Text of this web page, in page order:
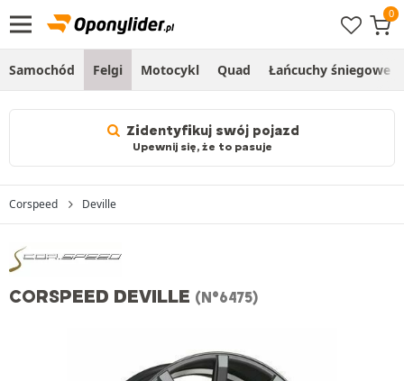
Samochód Felgi Motocykl Quad Łańcuchy śniegowe
Zidentyfikuj swój pojazd
Upewnij się, że to pasuje
Corspeed Deville
CORSPEED DEVILLE (N°6475)